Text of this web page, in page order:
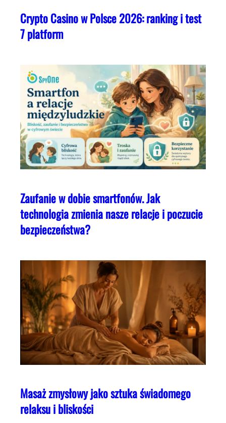
Crypto Casino w Polsce 2026: ranking i test
7 platform
Zaufanie w dobie smartfonów. Jak
technologia zmienia nasze relacje i poczucie
bezpieczeństwa?
Masaż zmysłowy jako sztuka świadomego
relaksu i bliskości